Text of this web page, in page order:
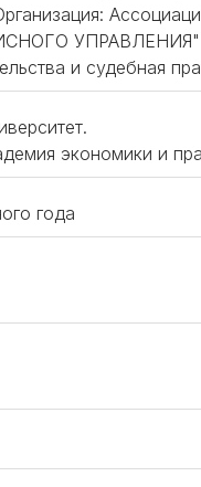
УПРАВЛЕНИЯ"
и судебная
экономики и
года